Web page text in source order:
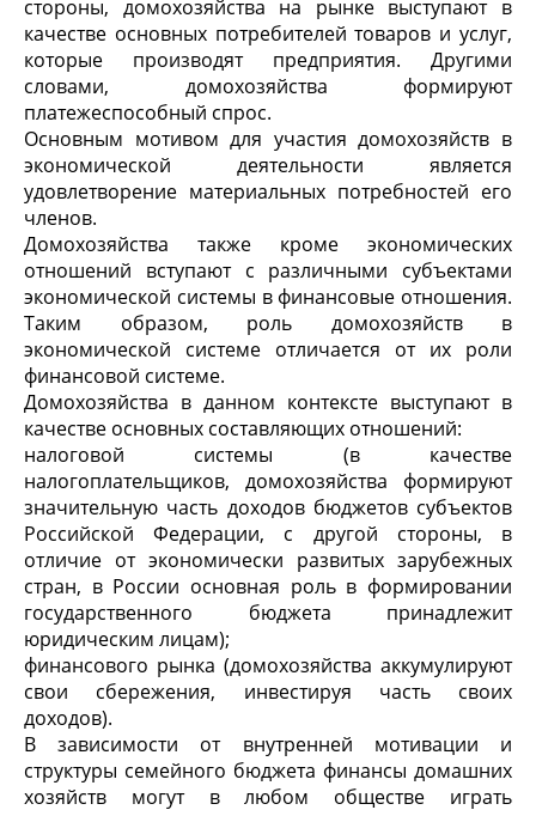
стороны, домохозяйства на рынке выступают в
качестве основных потребителей товаров и услуг,
которые производят предприятия. Другими
словами, домохозяйства формируют
платежеспособный спрос.
Основным мотивом для участия домохозяйств в
экономической деятельности является
удовлетворение материальных потребностей его
членов.
Домохозяйства также кроме экономических
отношений вступают с различными субъектами
экономической системы в финансовые отношения.
Таким образом, роль домохозяйств в
экономической системе отличается от их роли
финансовой системе.
Домохозяйства в данном контексте выступают в
качестве основных составляющих отношений:
налоговой системы (в качестве
налогоплательщиков, домохозяйства формируют
значительную часть доходов бюджетов субъектов
Российской Федерации, с другой стороны, в
отличие от экономически развитых зарубежных
стран, в России основная роль в формировании
государственного бюджета принадлежит
юридическим лицам);
финансового рынка (домохозяйства аккумулируют
свои сбережения, инвестируя часть своих
доходов).
В зависимости от внутренней мотивации и
структуры семейного бюджета финансы домашних
хозяйств могут в любом обществе играть